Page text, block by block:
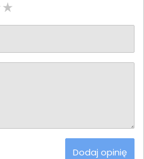
Dodaj opinię